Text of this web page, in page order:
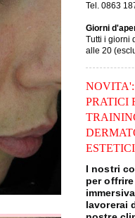
Tel. 0863
Giorni
Tutti i giorni
alle 20
NOVITA':
PRATICI
ESTETICI
I nostri
per offrire
lavorerai